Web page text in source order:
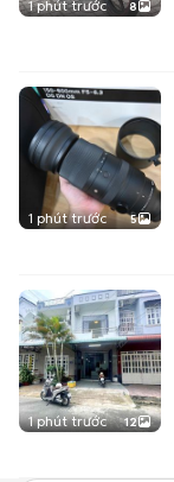
1 phút trước 8
1 phút trước 5
1 phút trước 12